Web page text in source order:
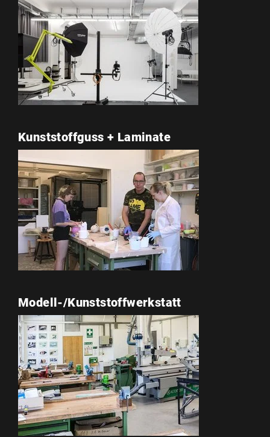
Kunststoffguss + Laminate
Modell-/Kunststoffwerkstatt